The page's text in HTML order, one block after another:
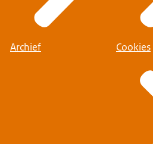
Archief Cookies